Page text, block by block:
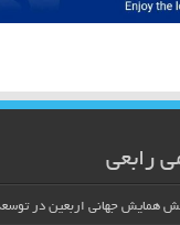
رابعی
همایش جهانی اربعین در